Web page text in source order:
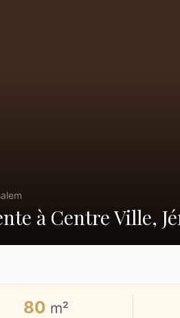
à Centre Ville,
80 m²